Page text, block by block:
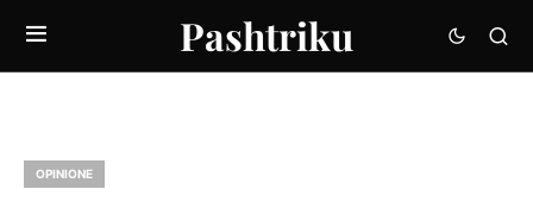
Pashtriku
OPINIONE